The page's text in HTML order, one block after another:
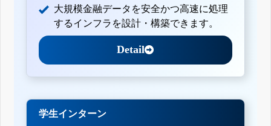
大規模金融データを安全かつ高速に処理
するインフラを設計・構築できます。
Detail
学生インターン